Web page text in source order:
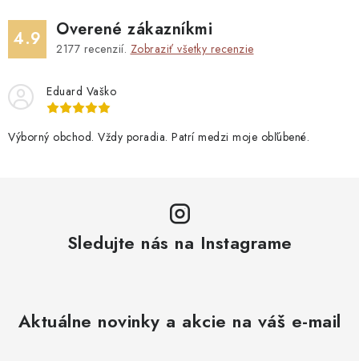
4.9 Overené zákazníkmi
2177 recenzií. Zobraziť všetky recenzie
Eduard Vaško
Výborný obchod. Vždy poradia. Patrí medzi moje obľúbené.
Sledujte nás na Instagrame
Aktuálne novinky a akcie na váš e-mail